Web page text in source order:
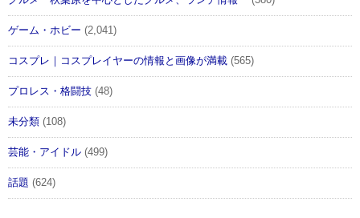
ゲーム・ホビー (2,041)
コスプレ｜コスプレイヤーの情報と画像が満載 (565)
プロレス・格闘技 (48)
未分類 (108)
芸能・アイドル (499)
話題 (624)